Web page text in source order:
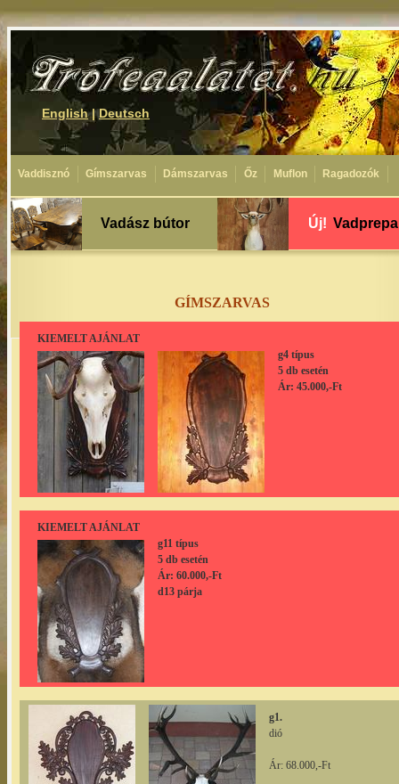
English|Deutsch
Vaddisznó Gímszarvas Dámszarvas Őz Muflon Ragadozók
Vadász bútor Új!
GÍMSZARVAS
KIEMELT AJÁNLAT
g4 típus
5 db esetén
Ár: 45.000,-Ft
KIEMELT AJÁNLAT
g11 típus
5 db esetén
Ár: 60.000,-Ft
d13 párja
g1.
dió
Ár: 68.000,-Ft